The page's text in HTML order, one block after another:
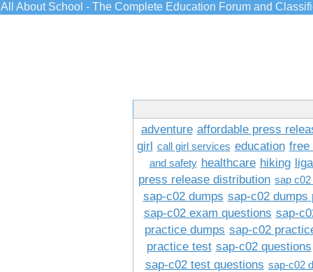
All About School - The Complete Education Forum and
adventure affordable press
girl call girl services education free
and safety healthcare hiking
press release distribution sap
sap-c02 dumps sap-c02 dumps
sap-c02 exam questions sap-
practice dumps sap-c02
practice test sap-c02 questions
sap-c02 test questions sap-c02